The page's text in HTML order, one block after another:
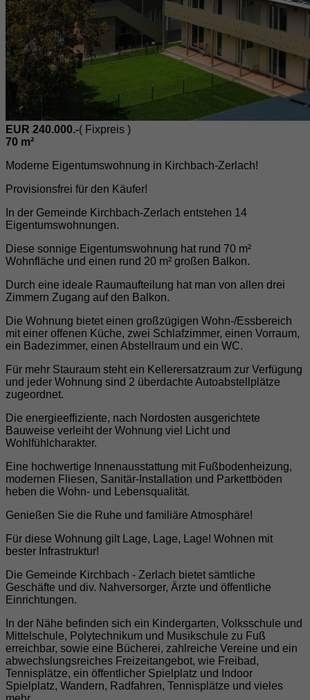
EUR 240.000.-( Fixpreis )
70 m²
Moderne Eigentumswohnung in Kirchbach-Zerlach!
Provisionsfrei für den Käufer!
In der Gemeinde Kirchbach-Zerlach entstehen 14
Eigentumswohnungen.
Diese sonnige Eigentumswohnung hat rund 70 m²
Wohnfläche und einen rund 20 m² großen Balkon.
Durch eine ideale Raumaufteilung hat man von allen drei
Zimmern Zugang auf den Balkon.
Die Wohnung bietet einen großzügigen Wohn-/Essbereich
mit einer offenen Küche, zwei Schlafzimmer, einen Vorraum,
ein Badezimmer, einen Abstellraum und ein WC.
Für mehr Stauraum steht ein Kellerersatzraum zur Verfügung
und jeder Wohnung sind 2 überdachte Autoabstellplätze
zugeordnet.
Die energieeffiziente, nach Nordosten ausgerichtete
Bauweise verleiht der Wohnung viel Licht und
Wohlfühlcharakter.
Eine hochwertige Innenausstattung mit Fußbodenheizung,
modernen Fliesen, Sanitär-Installation und Parkettböden
heben die Wohn- und Lebensqualität.
Genießen Sie die Ruhe und familiäre Atmosphäre!
Für diese Wohnung gilt Lage, Lage, Lage! Wohnen mit
bester Infrastruktur!
Die Gemeinde Kirchbach - Zerlach bietet sämtliche
Geschäfte und div. Nahversorger, Ärzte und öffentliche
Einrichtungen.
In der Nähe befinden sich ein Kindergarten, Volksschule und
Mittelschule, Polytechnikum und Musikschule zu Fuß
erreichbar, sowie eine Bücherei, zahlreiche Vereine und ein
abwechslungsreiches Freizeitangebot, wie Freibad,
Tennisplätze, ein öffentlicher Spielplatz und Indoor
Spielplatz, Wandern, Radfahren, Tennisplätze und vieles